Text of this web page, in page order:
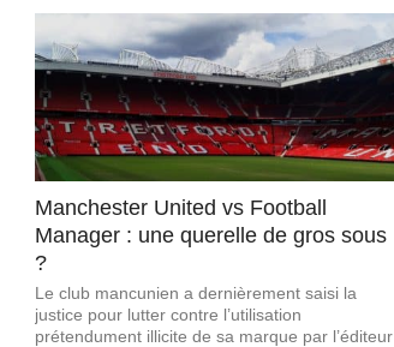
Manchester United vs Football
Manager : une querelle de gros sous
?
Le club mancunien a dernièrement saisi la
justice pour lutter contre l’utilisation
prétendument illicite de sa marque par l’éditeur